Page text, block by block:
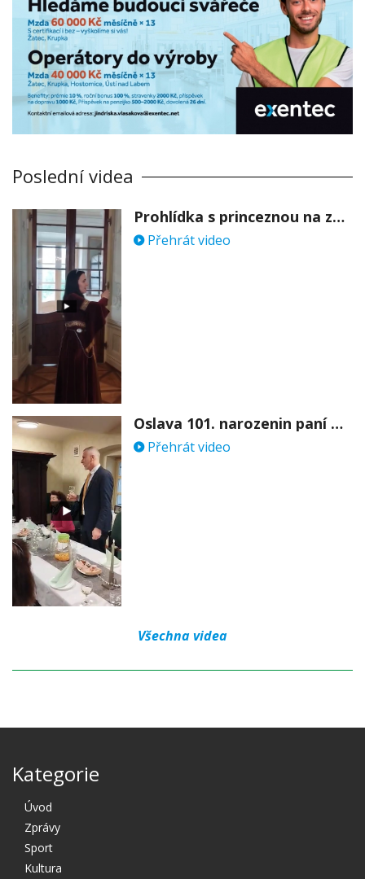
Poslední videa
Prohlídka s princeznou na zámku Stekník
Přehrát video
Oslava 101. narozenin paní Věry Skořepové
Přehrát video
Všechna videa
Kategorie
Úvod
Zprávy
Sport
Kultura